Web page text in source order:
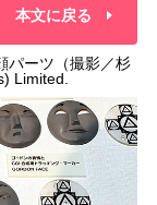
本文に戻る
パーツ（撮影／杉
Limited.